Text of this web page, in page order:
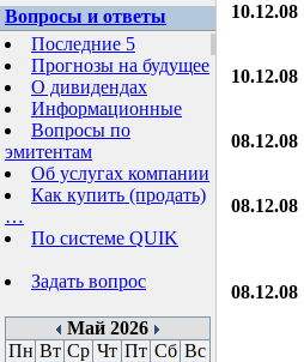
Вопросы и ответы
Последние 5
Прогнозы на будущее
О дивидендах
Информационные
Вопросы по
эмитентам
Об услугах компании
Как купить (продать)
…
По системе QUIK
Задать вопрос
Май 2026
Пн Вт Ср Чт Пт Сб Вс
10.12.08
10.12.08
08.12.08
08.12.08
08.12.08